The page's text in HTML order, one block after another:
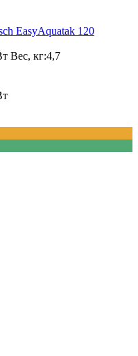
EasyAquatak 120
Вес, кг:4,7